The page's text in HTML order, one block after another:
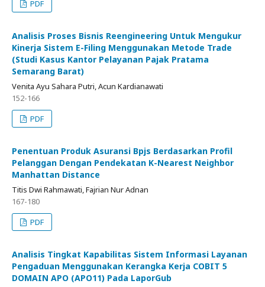
PDF
Analisis Proses Bisnis Reengineering Untuk Mengukur
Kinerja Sistem E-Filing Menggunakan Metode Trade
(Studi Kasus Kantor Pelayanan Pajak Pratama
Semarang Barat)
Venita Ayu Sahara Putri, Acun Kardianawati
152-166
PDF
Penentuan Produk Asuransi Bpjs Berdasarkan Profil
Pelanggan Dengan Pendekatan K-Nearest Neighbor
Manhattan Distance
Titis Dwi Rahmawati, Fajrian Nur Adnan
167-180
PDF
Analisis Tingkat Kapabilitas Sistem Informasi Layanan
Pengaduan Menggunakan Kerangka Kerja COBIT 5
DOMAIN APO (APO11) Pada LaporGub